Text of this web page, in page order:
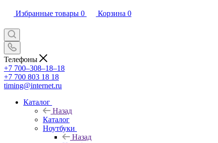
Избранные товары 0 Корзина 0
Телефоны
+7 700‒308‒18‒18
+7 700 803 18 18
timing@internet.ru
Каталог
Назад
Каталог
Ноутбуки
Назад